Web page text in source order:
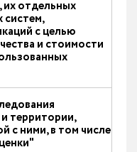
отдельных
систем,
с целью
и стоимости
территории,
с ними, в том числе